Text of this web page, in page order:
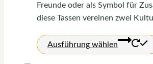
Freunde oder als Symbol für
diese Tassen vereinen zwei
Ausführung wählen